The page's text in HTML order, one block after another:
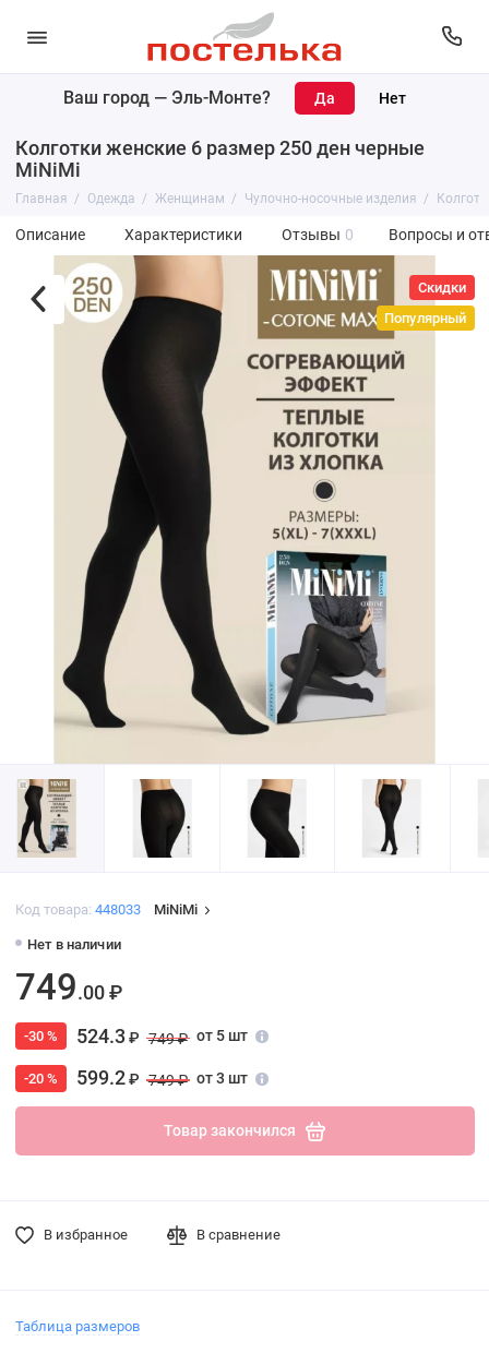
Ваш город — Эль-Монте?
Колготки женские 6 размер 250 ден черные
MiNiMi
Главная Одежда Женщинам Чулочно-носочные изделия
Описание Характеристики Отзывы 0 Вопросы и
Скидки
Популярный
Код товара: 448033 MiNiMi
Нет в наличии
749.00 ₽
-30 % 524.3₽ 749 ₽ от 5 шт
-20 % 599.2₽ 749 ₽ от 3 шт
Товар закончился
В избранное В сравнение
Таблица размеров